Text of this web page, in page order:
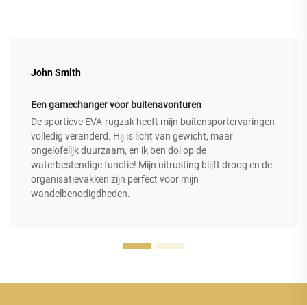
John Smith
Een gamechanger voor buitenavonturen
De sportieve EVA-rugzak heeft mijn buitensportervaringen
volledig veranderd. Hij is licht van gewicht, maar
ongelofelijk duurzaam, en ik ben dol op de
waterbestendige functie! Mijn uitrusting blijft droog en de
organisatievakken zijn perfect voor mijn
wandelbenodigdheden.